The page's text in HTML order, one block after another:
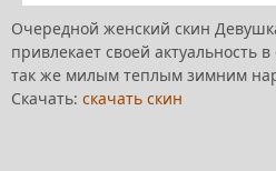
Очередной женский скин
привлекает своей актуальность
так же милым теплым зимним
Скачать: скачать скин